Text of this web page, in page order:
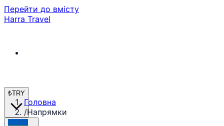
Перейти до вмісту
Harra Travel
₺TRY
Головна
/Напрямки